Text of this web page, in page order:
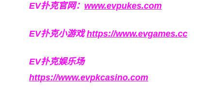
EV扑克官网： www.evpukes.com
EV扑克小游戏https://www.evgames.cc
EV扑克娱乐场
https://www.evpkcasino.com